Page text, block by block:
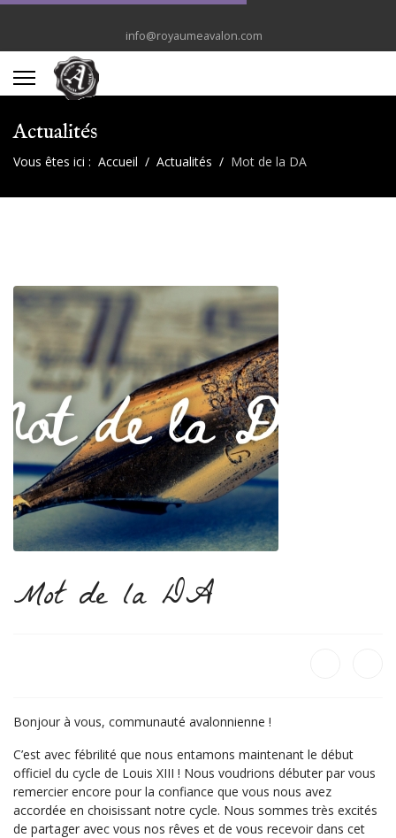
info@royaumeavalon.com
Actualités
Vous êtes ici : Accueil Actualités Mot de la DA
Mot de la DA
Bonjour à vous, communauté avalonnienne !
C’est avec fébrilité que nous entamons maintenant le début
officiel du cycle de Louis XIII ! Nous voudrions débuter par vous
remercier encore pour la confiance que vous nous avez
accordée en choisissant notre cycle. Nous sommes très excités
de partager avec vous nos rêves et de vous recevoir dans cet